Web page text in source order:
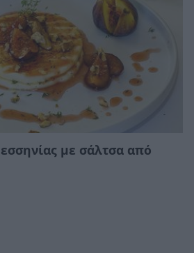
με σάλτσα από